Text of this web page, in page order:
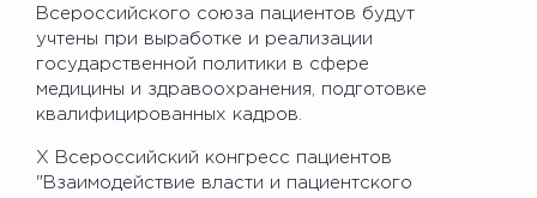
Всероссийского союза пациентов будут
учтены при выработке и реализации
государственной политики в сфере
медицины и здравоохранения, подготовке
квалифицированных кадров.
X Всероссийский конгресс пациентов
"Взаимодействие власти и пациентского